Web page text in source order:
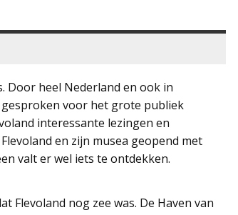
Door heel Nederland en ook in
voor het grote publiek
interessante lezingen en
en zijn musea geopend met
valt er wel iets te ontdekken.
Flevoland nog zee was. De Haven van